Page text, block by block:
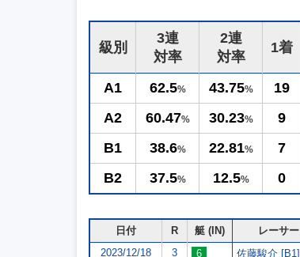
級別
3連
対率
2連
対率
1着
A1 62.5% 43.75% 19
A2
60.47% 30.23% 9
B1
38.6% 22.81% 7
B2
37.5% 12.5% 0
日付 R 艇 (IN) レーサー
2023/12/18
3 佐藤駿介 [B1]